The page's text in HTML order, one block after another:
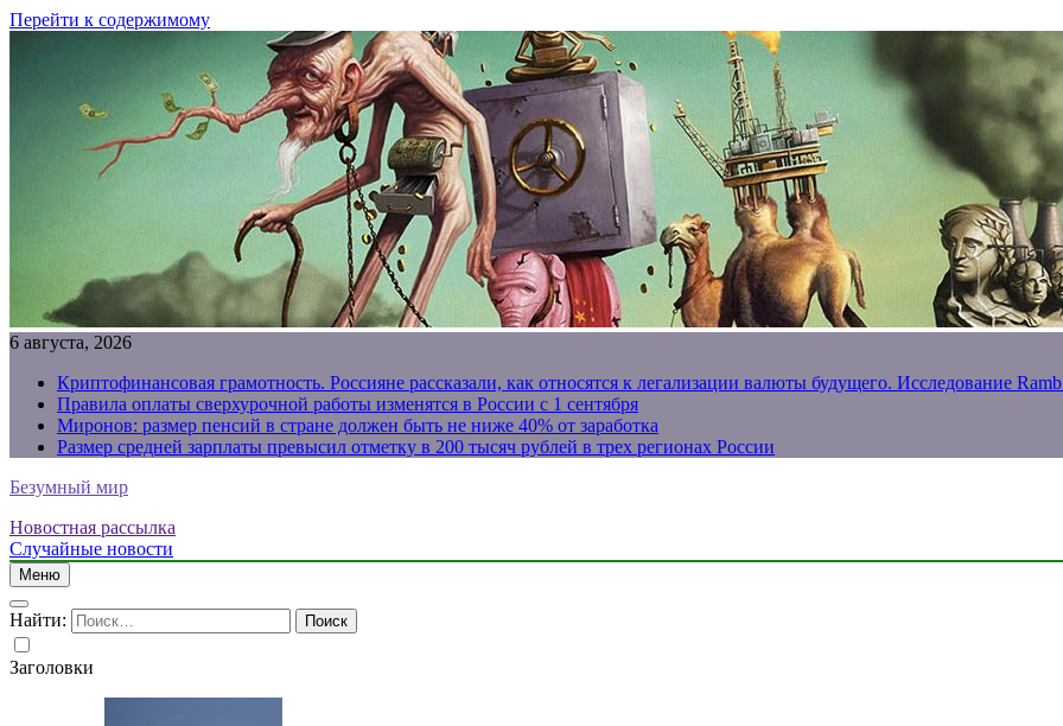
Перейти к содержимому
6 августа, 2026
Криптофинансовая грамотность. Россияне рассказали, как относятся к легализации валюты будущего. Исследование
Правила оплаты сверхурочной работы изменятся в России с 1 сентября
Миронов: размер пенсий в стране должен быть не ниже 40% от заработка
Размер средней зарплаты превысил отметку в 200 тысяч рублей в трех регионах России
Безумный мир
Новостная рассылка
Случайные новости
Меню
Найти:
Заголовки